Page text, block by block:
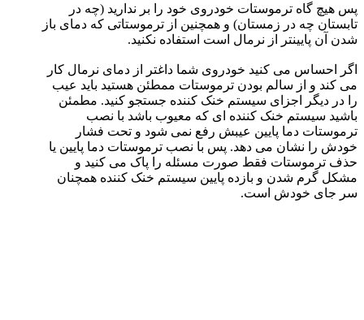
پس هیچ گاه ترموستات خودروی خود را بر ندارید (چه در
تابستان چه در زمستان) و همچنین از ترموستاتی که دمای باز
شدن آن پایینتر از نرمال است استفاده نکنید.
اگر احساس می کنید خودروی شما داغتر از دمای نرمال کار
می کند و از سالم بودن ترموستات ممطئن هستید باید عیب
را در دیگر اجزای سیستم خنک کننده جستجو کنید. مطمئن
باشید سیستم خنک کننده ای که معیوب باشد با نصب
ترموستات دما پایین عیبش رفع نمی شود و تحت فشار
خودش را نشان می دهد. پس با نصب ترموستات دما پایین یا
حذف ترموستات فقط صورت مسئله را پاک می کنید و
مشکل گرم شدن و بازده پایین سیستم خنک کننده همچنان
سر جای خودش است.